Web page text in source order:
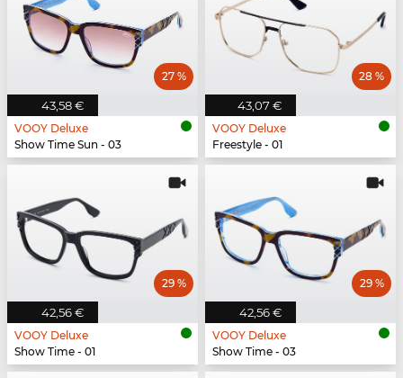
43,58 €
27 %
VOOY Deluxe
Show Time Sun - 03
43,07 €
28 %
VOOY Deluxe
Freestyle - 01
42,56 €
29 %
VOOY Deluxe
Show Time - 01
42,56 €
29 %
VOOY Deluxe
Show Time - 03